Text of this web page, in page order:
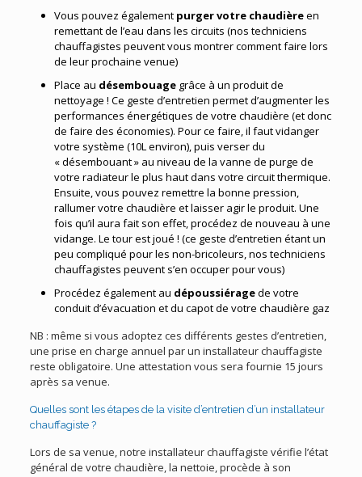
Vous pouvez également purger votre chaudièreen
remettant de l’eau dans les circuits (nos techniciens
chauffagistes peuvent vous montrer comment faire lors
de leur prochaine venue)
Place au désembouagegrâce à un produit de
nettoyage ! Ce geste d’entretien permet d’augmenter les
performances énergétiques de votre chaudière (et donc
de faire des économies). Pour ce faire, il faut vidanger
votre système (10L environ), puis verser du
« désembouant » au niveau de la vanne de purge de
votre radiateur le plus haut dans votre circuit thermique.
Ensuite, vous pouvez remettre la bonne pression,
rallumer votre chaudière et laisser agir le produit. Une
fois qu’il aura fait son effet, procédez de nouveau à une
vidange. Le tour est joué ! (ce geste d’entretien étant un
peu compliqué pour les non-bricoleurs, nos techniciens
chauffagistes peuvent s’en occuper pour vous)
Procédez également au dépoussiéragede votre
conduit d’évacuation et du capot de votre chaudière gaz
NB : même si vous adoptez ces différents gestes d’entretien,
une prise en charge annuel par un installateur chauffagiste
reste obligatoire. Une attestation vous sera fournie 15 jours
après sa venue.
Quelles sont les étapes de la visite d’entretien d’un installateur
chauffagiste ?
Lors de sa venue, notre installateur chauffagiste vérifie l’état
général de votre chaudière, la nettoie, procède à son